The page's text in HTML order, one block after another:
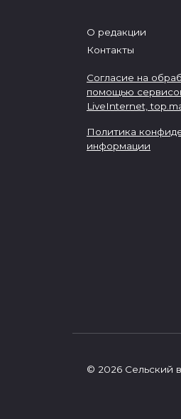
О редакции
Контакты
Согласие на
помощью
LiveInternet,
Политика
информации
© 2026 Сельский